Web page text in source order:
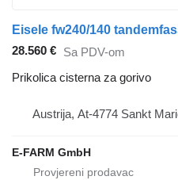
Eisele fw240/140
28.560 € Sa PDV-om
Prikolica cisterna za gorivo
Austrija, At-4774 Sankt
E-FARM GmbH